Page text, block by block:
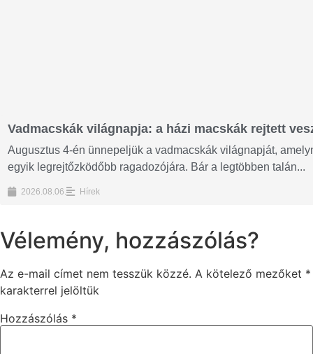
Vadmacskák világnapja: a házi macskák rejtett
Augusztus 4-én ünnepeljük a vadmacskák világnapját,
egyik legrejtőzködőbb ragadozójára. Bár a legtöbben talán...
2026.08.06. Hírek
Vélemény, hozzászólás?
Az e-mail címet nem tesszük közzé. A kötelező mezőket *
karakterrel jelöltük
Hozzászólás *